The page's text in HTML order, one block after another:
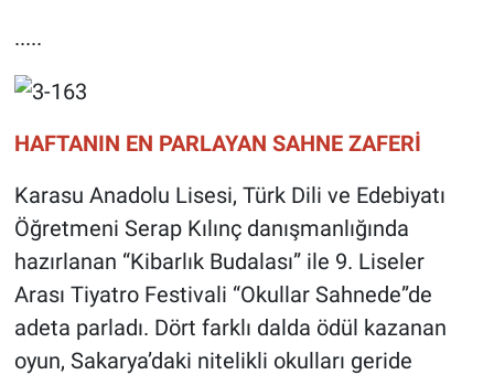
.....
HAFTANIN EN PARLAYAN SAHNE ZAFERİ
Karasu Anadolu Lisesi, Türk Dili ve Edebiyatı
Öğretmeni Serap Kılınç danışmanlığında
hazırlanan “Kibarlık Budalası” ile 9. Liseler
Arası Tiyatro Festivali “Okullar Sahnede”de
adeta parladı. Dört farklı dalda ödül kazanan
oyun, Sakarya’daki nitelikli okulları geride